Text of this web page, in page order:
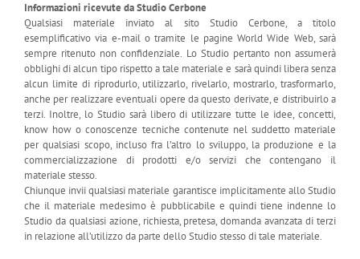
Informazioni ricevute da Studio Cerbone
Qualsiasi materiale inviato al sito Studio Cerbone, a titolo
esemplificativo via e-mail o tramite le pagine World Wide Web, sarà
sempre ritenuto non confidenziale. Lo Studio pertanto non assumerà
obblighi di alcun tipo rispetto a tale materiale e sarà quindi libera senza
alcun limite di riprodurlo, utilizzarlo, rivelarlo, mostrarlo, trasformarlo,
anche per realizzare eventuali opere da questo derivate, e distribuirlo a
terzi. Inoltre, lo Studio sarà libero di utilizzare tutte le idee, concetti,
know how o conoscenze tecniche contenute nel suddetto materiale
per qualsiasi scopo, incluso fra l’altro lo sviluppo, la produzione e la
commercializzazione di prodotti e/o servizi che contengano il
materiale stesso.
Chiunque invii qualsiasi materiale garantisce implicitamente allo Studio
che il materiale medesimo è pubblicabile e quindi tiene indenne lo
Studio da qualsiasi azione, richiesta, pretesa, domanda avanzata di terzi
in relazione all’utilizzo da parte dello Studio stesso di tale materiale.